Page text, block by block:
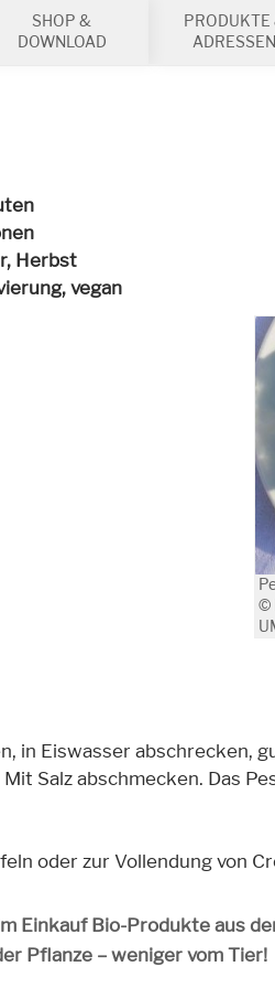
SHOP &
DOWNLOAD
PRODUKTE
ADRESSEN
Herbst
vegan
©
in Eiswasser abschrecken,
Salz abschmecken. Das
oder zur Vollendung von
Einkauf Bio-Produkte aus
Pflanze – weniger vom Tier!